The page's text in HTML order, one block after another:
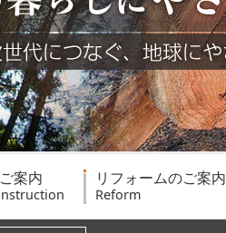
案内 リフォームのご案内
Reform